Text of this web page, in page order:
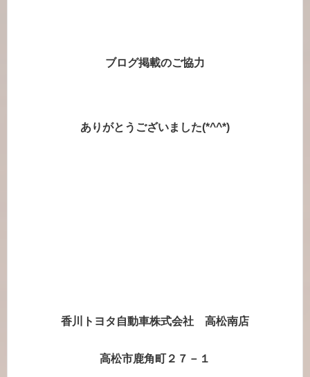
ブログ掲載のご協力
ありがとうございました(*^^*)
香川トヨタ自動車株式会社 高松南店
高松市鹿角町２７－１